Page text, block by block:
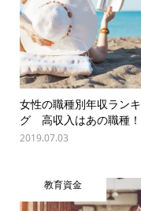
女性の職種別年収ラン
グ 高収入はあの職種！
2019.07.03
教育資金